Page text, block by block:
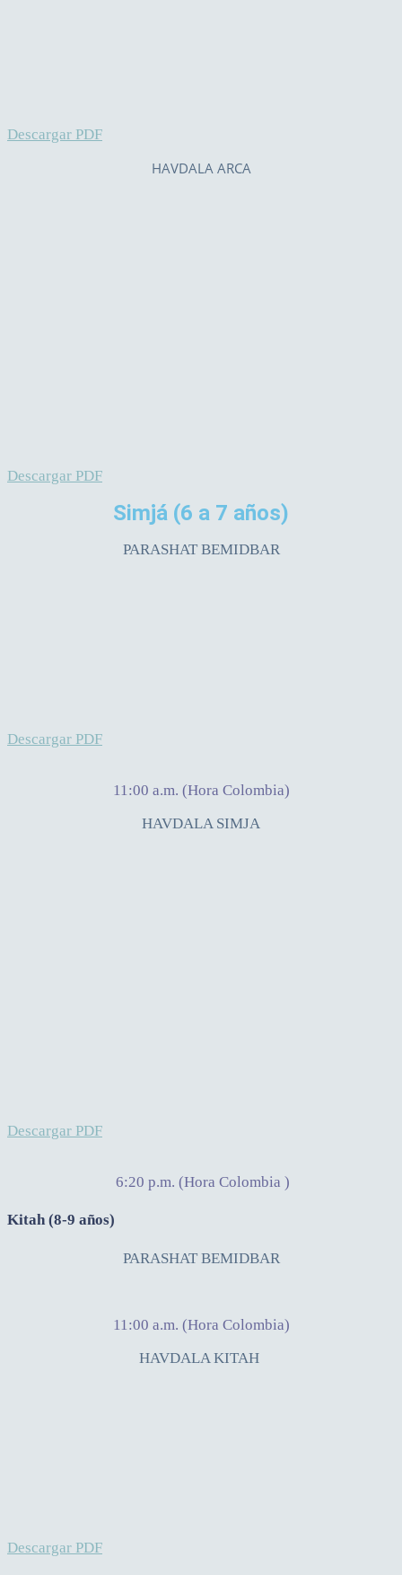
Descargar PDF
HAVDALA ARCA
Descargar PDF
Simjá (6 a 7 años)
PARASHAT BEMIDBAR
Descargar PDF
11:00 a.m. (Hora Colombia)
HAVDALA SIMJA
Descargar PDF
6:20 p.m. (Hora Colombia )
Kitah (8-9 años)
PARASHAT BEMIDBAR
11:00 a.m. (Hora Colombia)
HAVDALA KITAH
Descargar PDF